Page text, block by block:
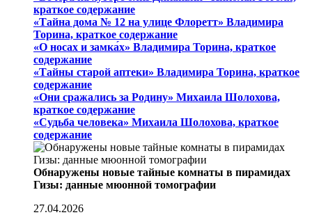
краткое содержание
«Тайна дома № 12 на улице Флоретт» Владимира
Торина, краткое содержание
«О носах и замка́х» Владимира Торина, краткое
содержание
«Тайны старой аптеки» Владимира Торина, краткое
содержание
«Они сражались за Родину» Михаила Шолохова,
краткое содержание
«Судьба человека» Михаила Шолохова, краткое
содержание
Обнаружены новые тайные комнаты в пирамидах
Гизы: данные мюонной томографии
27.04.2026